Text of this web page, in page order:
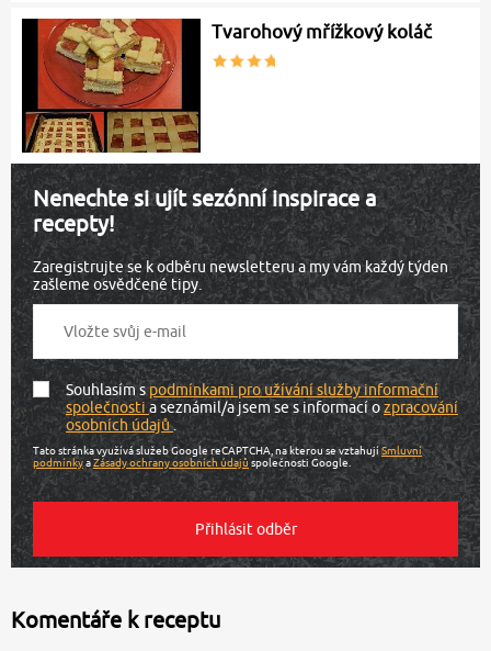
Tvarohový mřížkový koláč
Nenechte si ujít sezónní inspirace a
recepty!
Zaregistrujte se k odběru newsletteru a my vám každý týden
zašleme osvědčené tipy.
Souhlasím spodmínkami pro užívání služby informační
společnostia seznámil/a jsem se s informací ozpracování
osobních údajů.
Tato stránka využívá služeb Google reCAPTCHA, na kterou se vztahujíSmluvní
podmínkyaZásady ochrany osobních údajů společnosti Google.
Komentáře k receptu